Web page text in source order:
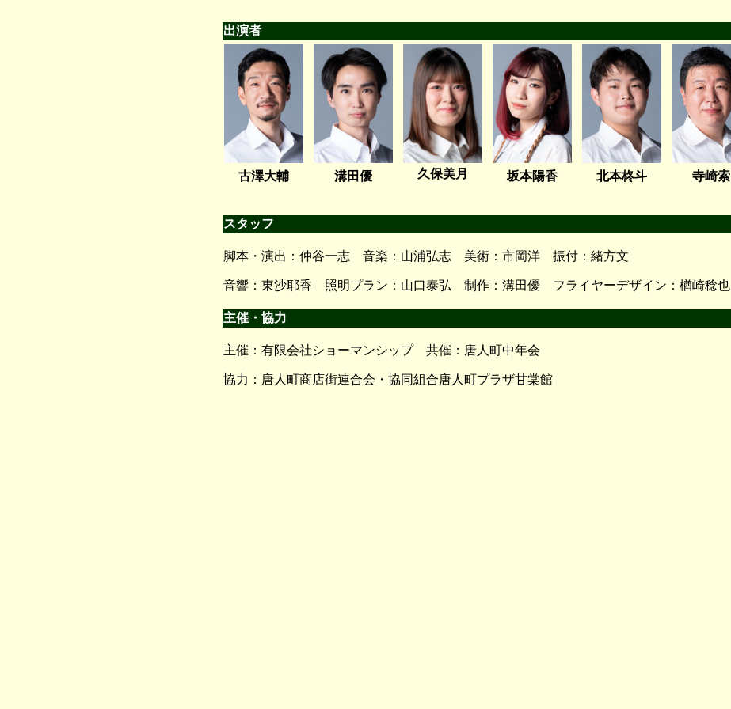
出演者
古澤大輔 溝田優 久保美月 坂本陽香 北本柊斗 寺崎索
スタッフ
脚本・演出：仲谷一志 音楽：山浦弘志 美術：市岡洋 振付：緒方文
音響：東沙耶香 照明プラン：山口泰弘 制作：溝田優 フライヤーデザイン：楢崎稔也
主催・協力
主催：有限会社ショーマンシップ 共催：唐人町中年会
協力：唐人町商店街連合会・協同組合唐人町プラザ甘棠館